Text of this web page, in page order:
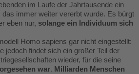
im Laufe der Jahrtausende ein
das immer weiter vererbt wurde. Es bürgt
eben nur, solange ein Individuum sich
Homo sapiens gar nicht eingestellt:
jedoch findet sich ein großer Teil der
wieder, für die seine
war. Milliarden Menschen